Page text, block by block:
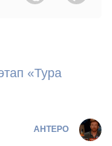
«Тура
AHTEPO